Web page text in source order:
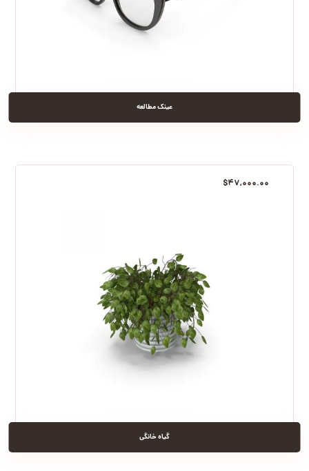
عینک مطالعه
گیاه خانگی
$۴۷,۰۰۰.۰۰